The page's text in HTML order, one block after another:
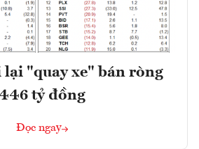
"quay xe" bán ròng
446 tỷ đồng
Đọc ngay